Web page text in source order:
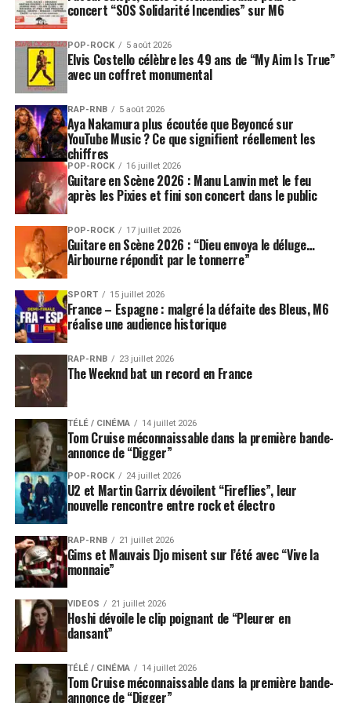
la transformation de l’humanité
Derrière son titre court, presque brutal,
une idée plus ambitieuse qu’il n’y paraît. Le concept de
l’album a été imaginé par
d’aborder la fin comme une destruction pure, Deep
Purple choisit de l’envisager comme une
transformation. L’album explore ainsi la fin de
l’humanité non comme un effondrement apocalyptique
classique, mais comme unemétamorphose au-delà de
l’existence physique.
Cette approche donne au disque une couleur
particulière. Deep Purple n’a jamais été seulement un
groupe de riffs : il a toujours cultivé une forme de
théâtralité, d’ironie et de liberté dans sa manière de
manier le rock.
Avec« Splat! »
fort entre un son annoncé comme massif et une idée
presque philosophique, où la disparition devient
passage, mutation, bascule vers autre chose.
Le titre même de l’album,« Splat! », évoque une chute,
un choc, une collision. Mais la lecture donnée par Ian
Gillan déplace cette image vers quelque chose de moins
définitif. Le choc ne serait pas seulement une fin, mais le
point de départ d’un changement.
Dans un paysage rock souvent dominé par les
rééditions, les tournées anniversaires et les catalogues
patrimoniaux, cette volonté de construire un véritable
concept donne au projet un relief supplémentaire.
Treize titres pour un album
attendu le 3 juillet
concert “SOS Solidarité Incendies” sur M6
POP-ROCK 5 août 2026
Elvis Costello célèbre les 49 ans de “My Aim Is True”
avec un coffret monumental
RAP-RNB 5 août 2026
Aya Nakamura plus écoutée que Beyoncé sur
YouTube Music ? Ce que signifient réellement les
chiffres
POP-ROCK 16 juillet 2026
Guitare en Scène 2026 : Manu Lanvin met le feu
après les Pixies et fini son concert dans le public
POP-ROCK 17 juillet 2026
Guitare en Scène 2026 : “Dieu envoya le déluge…
Airbourne répondit par le tonnerre”
SPORT 15 juillet 2026
France – Espagne : malgré la défaite des Bleus, M6
réalise une audience historique
RAP-RNB 23 juillet 2026
The Weeknd bat un record en France
TÉLÉ / CINÉMA 14 juillet 2026
Tom Cruise méconnaissable dans la première bande-
annonce de “Digger”
POP-ROCK 24 juillet 2026
U2 et Martin Garrix dévoilent “Fireflies”, leur
nouvelle rencontre entre rock et électro
RAP-RNB 21 juillet 2026
Gims et Mauvais Djo misent sur l’été avec “Vive la
monnaie”
VIDEOS 21 juillet 2026
Hoshi dévoile le clip poignant de “Pleurer en
dansant”
TÉLÉ / CINÉMA 14 juillet 2026
Tom Cruise méconnaissable dans la première bande-
annonce de “Digger”